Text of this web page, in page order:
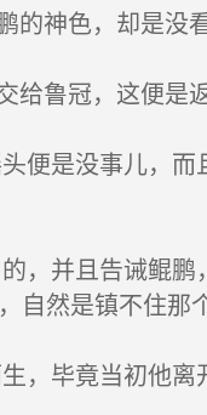
神色，却是没
给鲁冠，这便是
是没事儿，
并且告诫鲲
自然是镇不住
毕竟当初他离